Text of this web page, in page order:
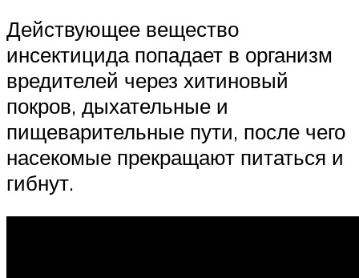
Действующее вещество
инсектицида попадает в организм
вредителей через хитиновый
покров, дыхательные и
пищеварительные пути, после чего
насекомые прекращают питаться и
гибнут.